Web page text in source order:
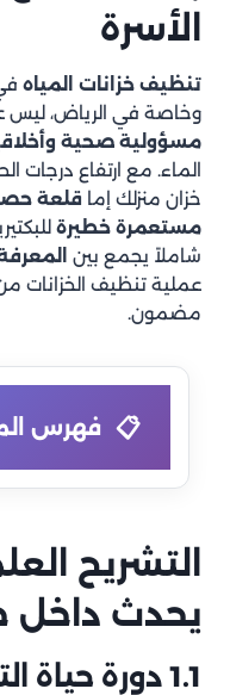
الأسرة
تنظيف خزانات المياه
وخاصة في الرياض، ليس
مسؤولية صحية
الماء. مع ارتفاع درجات
خزان منزلك إما قلعة
مستعمرة خطيرة
شاملاً يجمع بين
عملية تنظيف
مضمون.
فهرس
1.1 دورة حياة التلوث في الخزان
1.2 الملوثات الخمسة الرئيسية
التشريح
يحدث داخل
1.1 دورة حياة التلوث في الخزان